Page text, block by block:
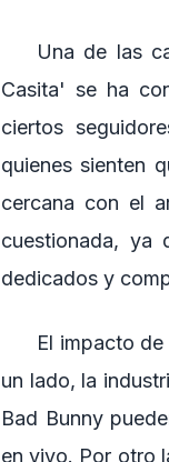
Una de las
Casita' se ha
ciertos
quienes sienten
cercana con el
cuestionada, ya
dedicados y
El impacto
un lado, la
Bad Bunny
en vivo. Por otro